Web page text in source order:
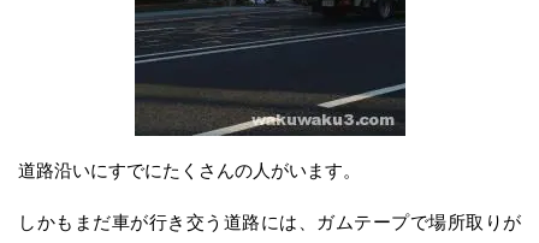
道路沿いにすでにたくさんの人がいます。
しかもまだ車が行き交う道路には、ガムテープで場所取りが